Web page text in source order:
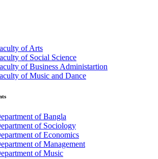
of Arts
of Social Science
of Business Administartion
of Music and Dance
of Bangla
of Sociology
of Economics
of Management
of Music